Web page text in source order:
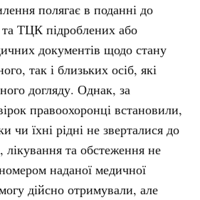
полягає в поданні до
та ТЦК підроблених або
документів щодо стану
так і близьких осіб, які
догляду. Однак, за
правоохоронці встановили,
чи їхні рідні не зверталися до
лікування та обстеження не
наданої медичної
дійсно отримували, але